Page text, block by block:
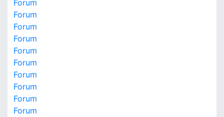
Forum
Forum
Forum
Forum
Forum
Forum
Forum
Forum
Forum
Forum